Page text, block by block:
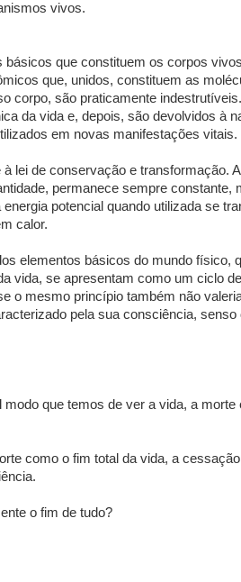
vivos.
básicos que constituem os corpos
que, unidos, constituem as
corpo, são praticamente
da vida e, depois, são devolvidos à
em novas manifestações vitais.
lei de conservação e transformação.
permanece sempre constante,
potencial quando utilizada se
calor.
elementos básicos do mundo físico,
vida, se apresentam como um ciclo
o mesmo princípio também não
pela sua consciência, senso
modo que temos de ver a vida, a
como o fim total da vida, a
o fim de tudo?